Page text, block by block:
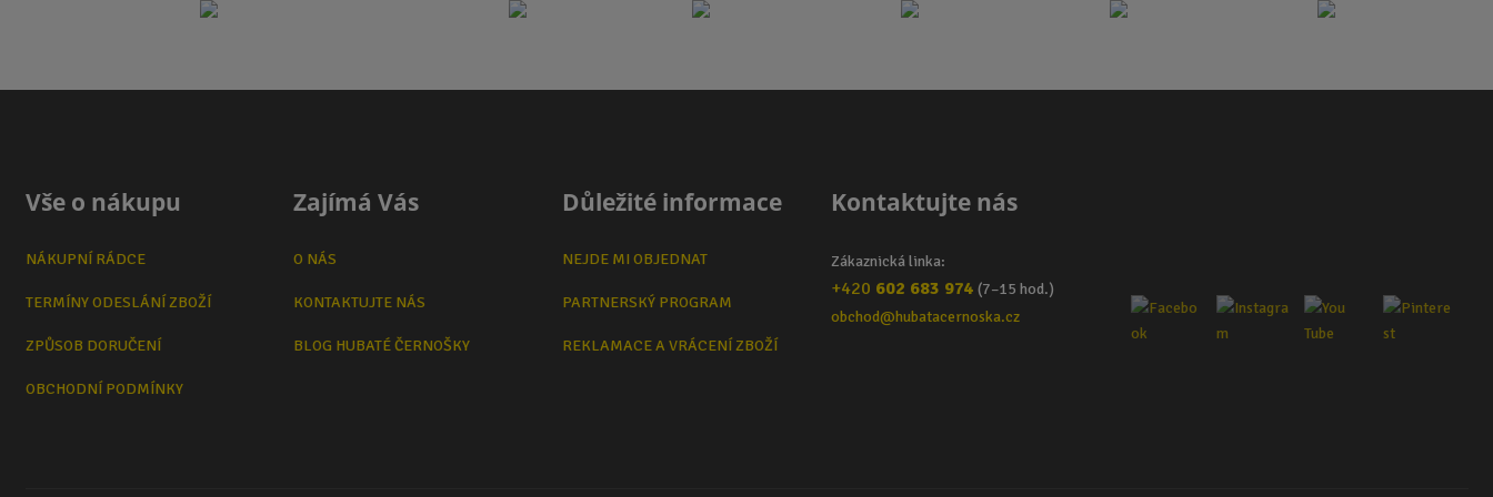
Vše o nákupu
NÁKUPNÍ RÁDCE
TERMÍNY ODESLÁNÍ ZBOŽÍ
ZPŮSOB DORUČENÍ
OBCHODNÍ PODMÍNKY
Zajímá Vás
O NÁS
KONTAKTUJTE NÁS
BLOG HUBATÉ ČERNOŠKY
Důležité informace
NEJDE MI OBJEDNAT
PARTNERSKÝ PROGRAM
REKLAMACE A VRÁCENÍ ZBOŽÍ
Kontaktujte nás
Zákaznická linka:
+420 602 683 974 (7–15 hod.)
obchod@hubatacernoska.cz